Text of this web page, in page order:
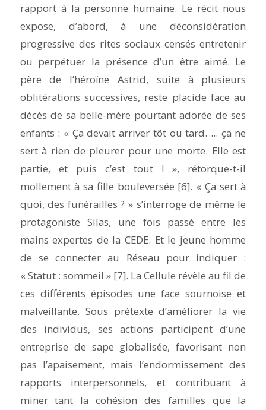
rapport à la personne humaine. Le récit nous
expose, d’abord, à une déconsidération
progressive des rites sociaux censés entretenir
ou perpétuer la présence d’un être aimé. Le
père de l’héroïne Astrid, suite à plusieurs
oblitérations successives, reste placide face au
décès de sa belle-mère pourtant adorée de ses
enfants : « Ça devait arriver tôt ou tard. ... ça ne
sert à rien de pleurer pour une morte. Elle est
partie, et puis c’est tout ! », rétorque-t-il
mollement à sa fille bouleversée [6]. « Ça sert à
quoi, des funérailles ? » s’interroge de même le
protagoniste Silas, une fois passé entre les
mains expertes de la CEDE. Et le jeune homme
de se connecter au Réseau pour indiquer :
« Statut : sommeil » [7]. La Cellule révèle au fil de
ces différents épisodes une face sournoise et
malveillante. Sous prétexte d’améliorer la vie
des individus, ses actions participent d’une
entreprise de sape globalisée, favorisant non
pas l’apaisement, mais l’endormissement des
rapports interpersonnels, et contribuant à
miner tant la cohésion des familles que la